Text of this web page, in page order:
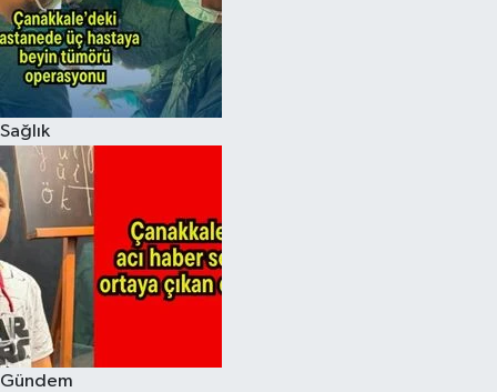
Sağlık
Gündem